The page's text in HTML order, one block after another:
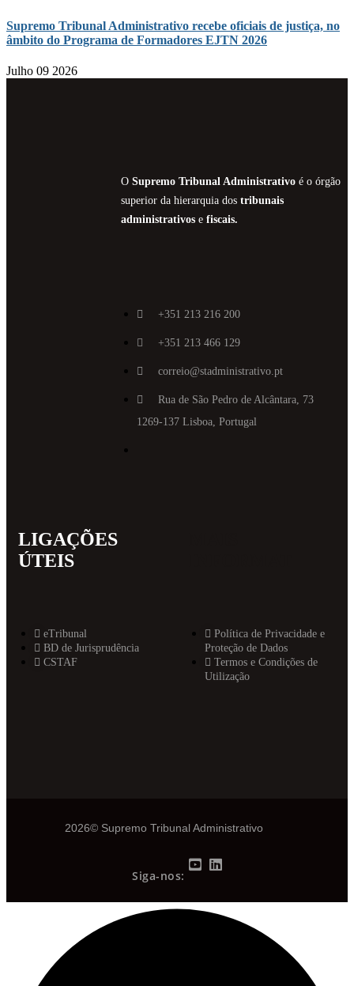
Supremo Tribunal Administrativo recebe oficiais de justiça, no
âmbito do Programa de Formadores EJTN 2026
Julho 09 2026
O Supremo Tribunal Administrativoé o órgão
superior da hierarquia dos tribunais
administrativose fiscais.
+351 213 216 200
+351 213 466 129
correio@stadministrativo.pt
Rua de São Pedro de Alcântara, 73
1269-137 Lisboa, Portugal
LIGAÇÕES
ÚTEIS
eTribunal
BD de Jurisprudência
CSTAF
Política de Privacidade e
Proteção de Dados
Termos e Condições de
Utilização
2026© Supremo Tribunal Administrativo
Siga-nos: